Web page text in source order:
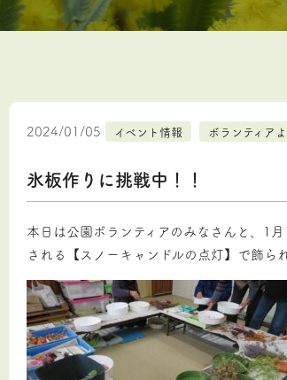
2024/01/05 イベント情報 ボランティア
氷板作りに挑戦中！！
本日は公園ボランティアのみなさんと、1
される【スノーキャンドルの点灯】で飾ら